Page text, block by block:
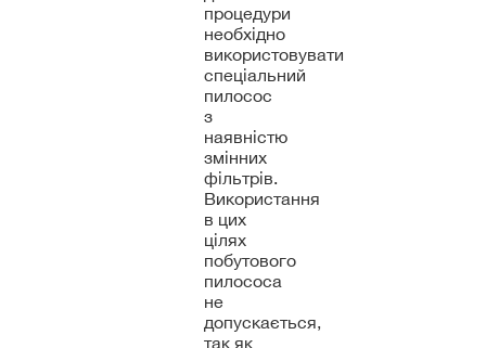
процедури
необхідно
використовувати
спеціальний
пилосос
з
наявністю
змінних
фільтрів.
Використання
в цих
цілях
побутового
пилососа
не
допускається,
так як